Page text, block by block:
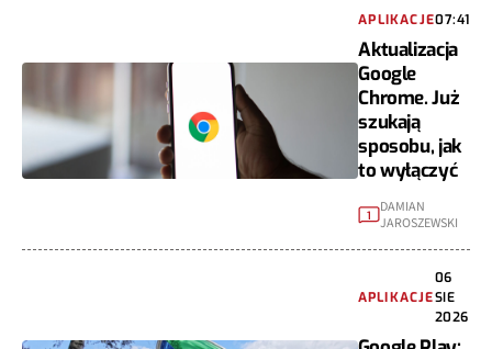
APLIKACJE07:41
Aktualizacja
Google
Chrome. Już
szukają
sposobu, jak
to wyłączyć
1
DAMIAN
JAROSZEWSKI
APLIKACJE
06
SIE
2026